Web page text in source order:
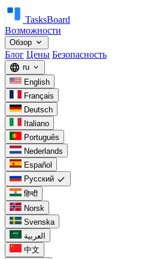
TasksBoard
Возможности
Обзор expand_more
Блог Цены Безопасность
language ru expand_more
English
Français
Deutsch
Italiano
Português
Nederlands
Español
Русский check
हिन्दी
Norsk
Svenska
العربية
中文